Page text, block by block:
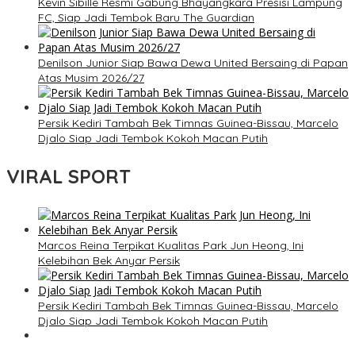
FC, Siap Jadi Tembok Baru The Guardian
Denilson Junior Siap Bawa Dewa United Bersaing di Papan
Atas Musim 2026/27
Persik Kediri Tambah Bek Timnas Guinea-Bissau, Marcelo
Djalo Siap Jadi Tembok Kokoh Macan Putih
VIRAL SPORT
Marcos Reina Terpikat Kualitas Park Jun Heong, Ini
Kelebihan Bek Anyar Persik
Persik Kediri Tambah Bek Timnas Guinea-Bissau, Marcelo
Djalo Siap Jadi Tembok Kokoh Macan Putih